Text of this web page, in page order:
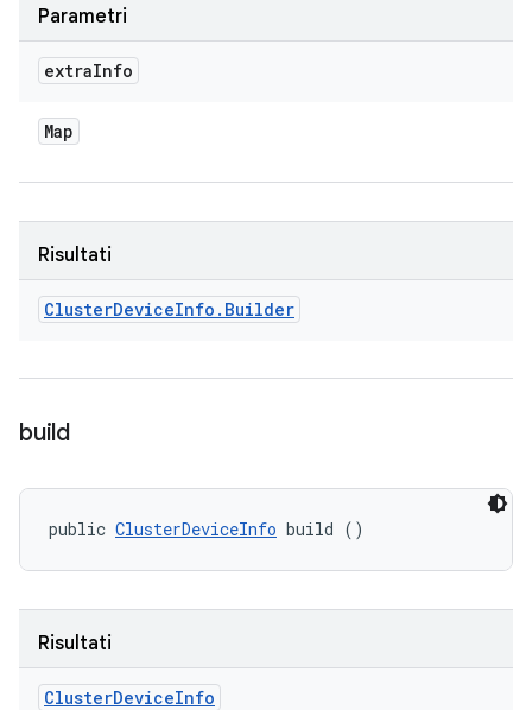
Parametri
extraInfo
Map
Risultati
ClusterDeviceInfo . Builder
build
public ClusterDeviceInfo build ()
Risultati
ClusterDeviceInfo